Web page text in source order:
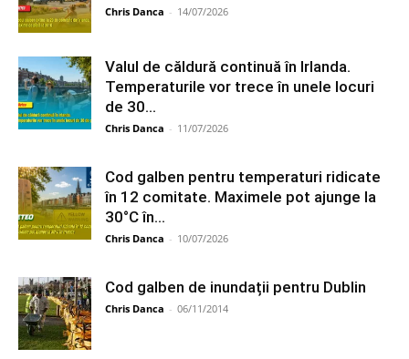
Chris Danca - 14/07/2026
Valul de căldură continuă în Irlanda.
Temperaturile vor trece în unele locuri
de 30...
Chris Danca - 11/07/2026
Cod galben pentru temperaturi ridicate
în 12 comitate. Maximele pot ajunge la
30°C în...
Chris Danca - 10/07/2026
Cod galben de inundații pentru Dublin
Chris Danca - 06/11/2014